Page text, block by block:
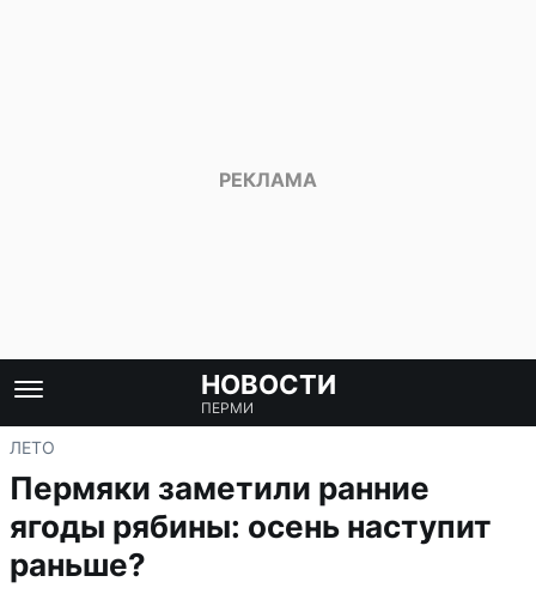
НОВОСТИ
ПЕРМИ
ЛЕТО
Пермяки заметили ранние
ягоды рябины: осень наступит
раньше?